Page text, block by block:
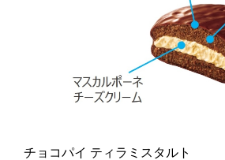
チョコパイ ティラミスタルト